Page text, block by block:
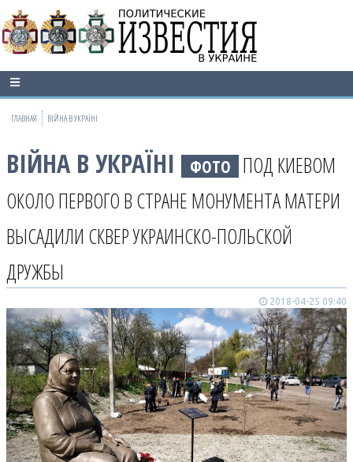
ГЛАВНАЯ ВІЙНА В УКРАЇНІ
ВІЙНА В УКРАЇНІ ФОТО ПОД КИЕВОМ
ОКОЛО ПЕРВОГО В СТРАНЕ МОНУМЕНТА МАТЕРИ
ВЫСАДИЛИ СКВЕР УКРАИНСКО-ПОЛЬСКОЙ
ДРУЖБЫ
2018-04-25 09:40